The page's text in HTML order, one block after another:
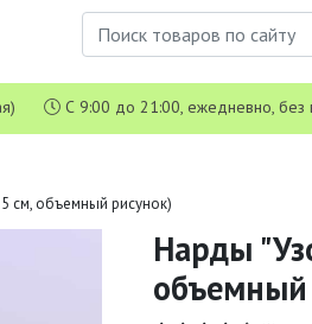
С 9:00 до 21:00, ежедневно, без
см, объемный рисунок)
Нарды
объемный